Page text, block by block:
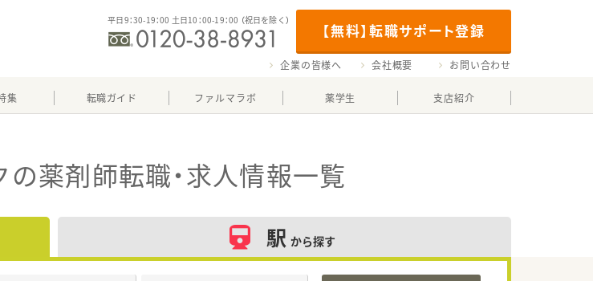
【無料】転職サポート登録
平日9：30-19：00 土日10：00-19：00 （祝日を除く）
企業の皆様へ 会社概要 お問い合わせ
集 転職ガイド ファルマラボ 薬学生 支店紹介
の薬剤師転職・求人情報一覧
駅 から探す